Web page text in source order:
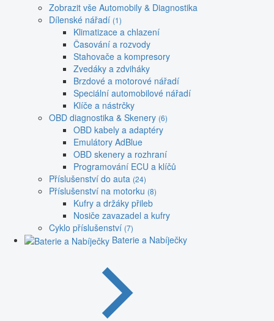
Zobrazit vše Automobily & Diagnostika
Dílenské nářadí (1)
Klimatizace a chlazení
Časování a rozvody
Stahovače a kompresory
Zvedáky a zdviháky
Brzdové a motorové nářadí
Speciální automobilové nářadí
Klíče a nástrčky
OBD diagnostika & Skenery (6)
OBD kabely a adaptéry
Emulátory AdBlue
OBD skenery a rozhraní
Programování ECU a klíčů
Příslušenství do auta (24)
Příslušenství na motorku (8)
Kufry a držáky přileb
Nosiče zavazadel a kufry
Cyklo příslušenství (7)
Baterie a Nabíječky